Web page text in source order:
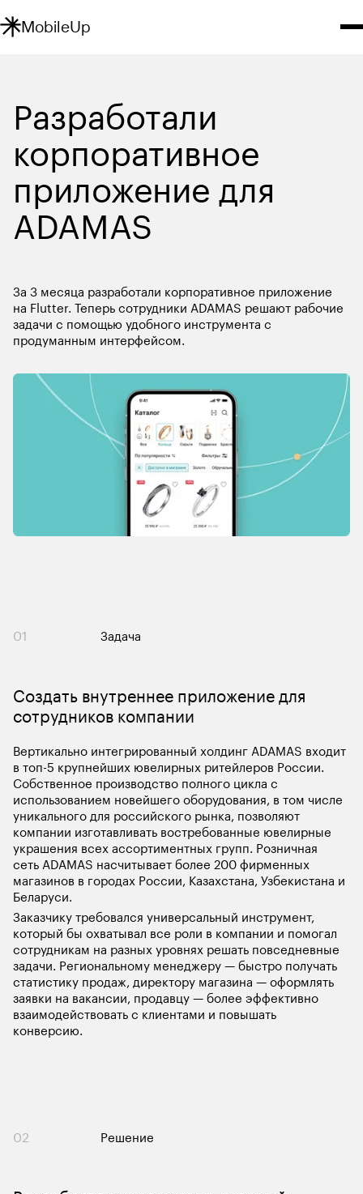
MobileUp
Разработали
корпоративное
приложение для
Интро
За 3 месяца разработали корпоративное приложение
на Flutter. Теперь сотрудники ADAMAS решают рабочие
задачи с помощью удобного инструмента с
продуманным интерфейсом.
01 Задача
Создать внутреннее приложение для
сотрудников компании
Вертикально интегрированный холдинг ADAMAS входит
в топ-5 крупнейших ювелирных ритейлеров России.
Собственное производство полного цикла с
использованием новейшего оборудования, в том числе
уникального для российского рынка, позволяют
компании изготавливать востребованные ювелирные
украшения всех ассортиментных групп. Розничная
сеть ADAMAS насчитывает более 200 фирменных
магазинов в городах России, Казахстана, Узбекистана и
Беларуси.
Заказчику требовался универсальный инструмент,
который бы охватывал все роли в компании и помогал
сотрудникам на разных уровнях решать повседневные
задачи. Региональному менеджеру — быстро получать
статистику продаж, директору магазина — оформлять
заявки на вакансии, продавцу — более эффективно
взаимодействовать с клиентами и повышать
конверсию.
02 Решение